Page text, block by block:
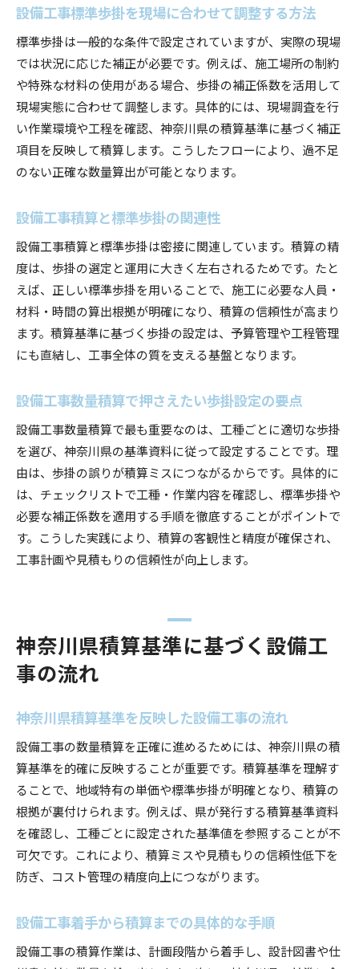
設備工事標準歩掛を現場に合わせて調整する方法
標準歩掛は一般的な条件で設定されていますが、実際の現場
では状況に応じた補正が必要です。例えば、施工場所の制約
や特殊な材料の使用がある場合、歩掛の補正係数を活用して
現場実態に合わせて調整します。具体的には、現場調査を行
い作業環境や工程を確認、神奈川県の積算基準に基づく補正
項目を反映して積算します。こうしたフローにより、過不足
のない正確な数量算出が可能となります。
設備工事積算と標準歩掛の関連性
設備工事積算と標準歩掛は密接に関連しています。積算の精
度は、歩掛の選定と運用に大きく左右されるためです。たと
えば、正しい標準歩掛を用いることで、施工に必要な人員・
材料・時間の算出根拠が明確になり、積算の信頼性が高まり
ます。積算基準に基づく歩掛の設定は、予算管理や工程管理
にも直結し、工事全体の質を支える基盤となります。
設備工事数量積算で押さえたい歩掛設定の要点
設備工事数量積算で最も重要なのは、工種ごとに適切な歩掛
を選び、神奈川県の基準資料に従って設定することです。理
由は、歩掛の誤りが積算ミスにつながるからです。具体的に
は、チェックリストで工種・作業内容を確認し、標準歩掛や
必要な補正係数を適用する手順を徹底することがポイントで
す。こうした実践により、積算の客観性と精度が確保され、
工事計画や見積もりの信頼性が向上します。
神奈川県積算基準に基づく設備工
事の流れ
神奈川県積算基準を反映した設備工事の流れ
設備工事の数量積算を正確に進めるためには、神奈川県の積
算基準を的確に反映することが重要です。積算基準を理解す
ることで、地域特有の単価や標準歩掛が明確となり、積算の
根拠が裏付けられます。例えば、県が発行する積算基準資料
を確認し、工種ごとに設定された基準値を参照することが不
可欠です。これにより、積算ミスや見積もりの信頼性低下を
防ぎ、コスト管理の精度向上につながります。
設備工事着手から積算までの具体的な手順
設備工事の積算作業は、計画段階から着手し、設計図書や仕